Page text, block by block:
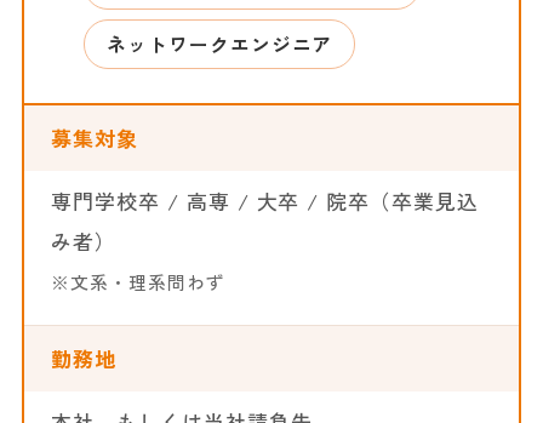
ネットワークエンジニア
募集対象
専門学校卒 / 高専 / 大卒 / 院卒（卒業見込
み者）
※文系・理系問わず
勤務地